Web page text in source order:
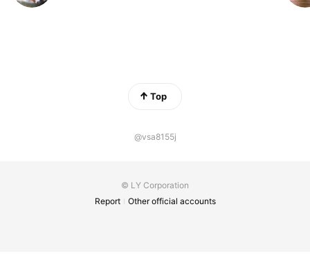
Top
@vsa8155j
© LY Corporation
Report
Other official accounts